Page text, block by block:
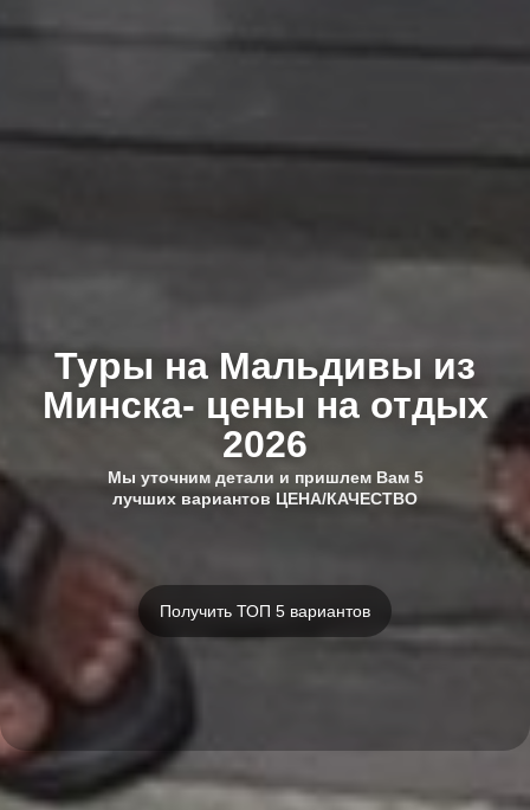
Туры на Мальдивы из
Минска- цены на отдых
2026
Мы уточним детали и пришлем Вам 5
лучших вариантов ЦЕНА/КАЧЕСТВО
Получить ТОП 5 вариантов